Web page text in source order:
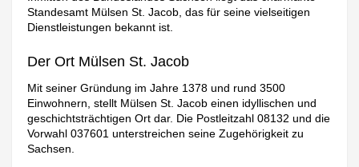
Standesamt Mülsen St. Jacob, das für seine vielseitigen
Dienstleistungen bekannt ist.
Der Ort Mülsen St. Jacob
Mit seiner Gründung im Jahre 1378 und rund 3500
Einwohnern, stellt Mülsen St. Jacob einen idyllischen und
geschichtsträchtigen Ort dar. Die Postleitzahl 08132 und die
Vorwahl 037601 unterstreichen seine Zugehörigkeit zu
Sachsen.